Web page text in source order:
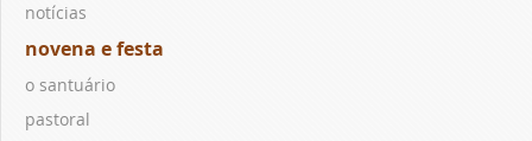
notícias
novena e festa
o santuário
pastoral